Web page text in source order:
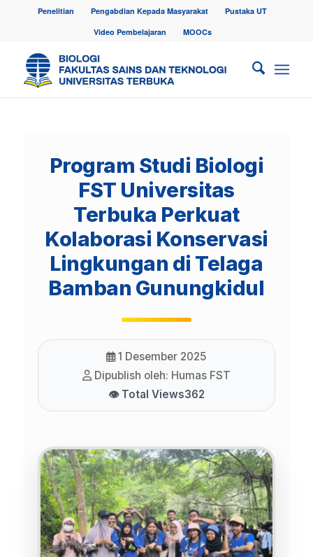
Penelitian Pengabdian Kepada Masyarakat
Pustaka UT
Video Pembelajaran
MOOCs
Program Studi Biologi
FST Universitas
Terbuka Perkuat
Kolaborasi Konservasi
Lingkungan di Telaga
Bamban Gunungkidul
1 Desember 2025
Dipublish oleh: Humas FST
👁 Total Views362